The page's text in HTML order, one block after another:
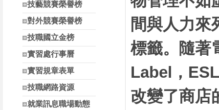
技藝競賽榮譽榜
對外競賽榮譽榜
技職國立金榜
實習處行事曆
實習規章表單
技職網路資源
就業訊息職場動態
間與人力來
標籤。隨著
Label，
改變了商店